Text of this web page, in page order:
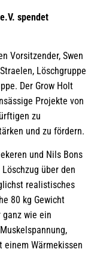
spendet
Vorsitzender, Swen
Löschgruppe
Der Grow Holt
Projekte von
zu
und zu fördern.
und Nils Bons
über den
realistisches
80 kg Gewicht
ganz wie ein
Wärmekissen